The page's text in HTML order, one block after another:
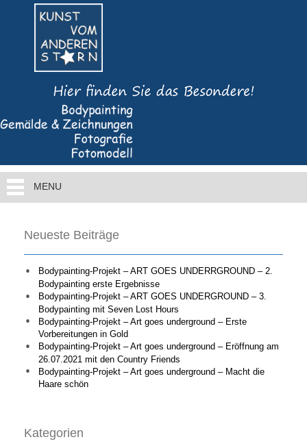
MENU
Neueste Beiträge
Bodypainting-Projekt – ART GOES UNDERRGROUND – 2.
Bodypainting erste Ergebnisse
Bodypainting-Projekt – ART GOES UNDERGROUND – 3.
Bodypainting mit Seven Lost Hours
Bodypainting-Projekt – Art goes underground – Erste
Vorbereitungen in Gold
Bodypainting-Projekt – Art goes underground – Eröffnung am
26.07.2021 mit den Country Friends
Bodypainting-Projekt – Art goes underground – Macht die
Haare schön
Kategorien